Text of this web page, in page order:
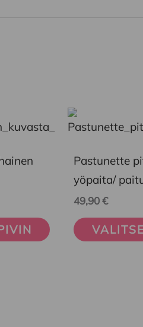
Pastunette
yöpaita/
49,90€
Tällä
tuotteella
on
useampi
tehdä